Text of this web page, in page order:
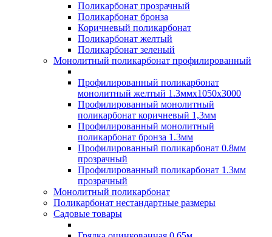
Поликарбонат прозрачный
Поликарбонат бронза
Коричневый поликарбонат
Поликарбонат желтый
Поликарбонат зеленый
Монолитный поликарбонат профилированный
Профилированный поликарбонат
монолитный желтый 1.3ммх1050х3000
Профилированный монолитный
поликарбонат коричневый 1,3мм
Профилированный монолитный
поликарбонат бронза 1.3мм
Профилированный поликарбонат 0.8мм
прозрачный
Профилированный поликарбонат 1.3мм
прозрачный
Монолитный поликарбонат
Поликарбонат нестандартные размеры
Садовые товары